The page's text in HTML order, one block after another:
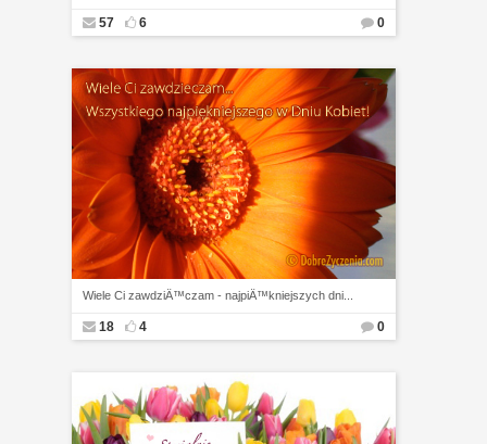
57 6 0
Wiele Ci zawdziÄ™czam - najpiÄ™kniejszych dni...
18 4 0